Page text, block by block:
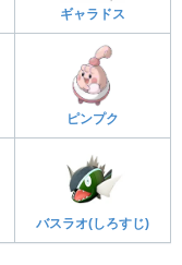
ギャラドス
ピンプク
バスラオ(しろすじ)